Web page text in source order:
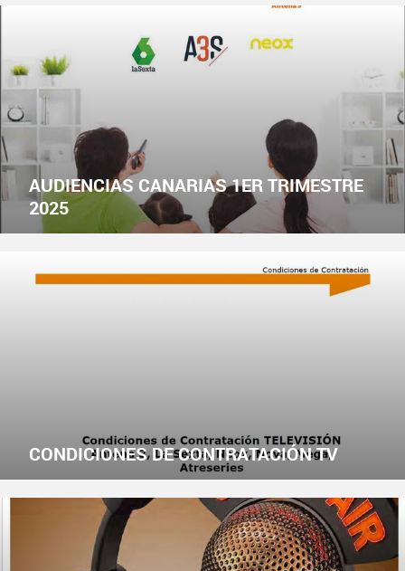
AUDIENCIAS CANARIAS 1ER TRIMESTRE
2025
CONDICIONES DE CONTRATACIÓN TV